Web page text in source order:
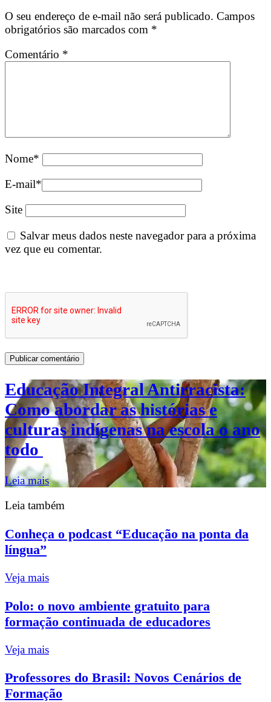
O seu endereço de e-mail não será publicado. Campos
obrigatórios são marcados com *
Comentário *
Nome*
E-mail*
Site
Salvar meus dados neste navegador para a próxima
vez que eu comentar.
Educação Integral Antirracista:
Como abordar as histórias e
culturas indígenas na escola o ano
todo
Leia mais
Leia também
Conheça o podcast “Educação na ponta da
língua”
Veja mais
Polo: o novo ambiente gratuito para
formação continuada de educadores
Veja mais
Professores do Brasil: Novos Cenários de
Formação